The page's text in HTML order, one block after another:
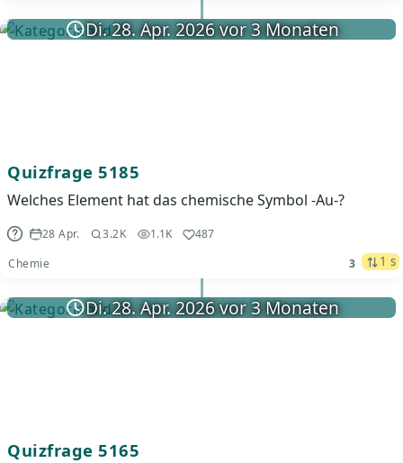
Di. 28. Apr. 2026 vor 3 Monaten
Quizfrage 5185
Welches Element hat das chemische Symbol -Au-?
28 Apr. 3.2K 1.1K
487
Chemie
3 1 s
Di. 28. Apr. 2026 vor 3 Monaten
Quizfrage 5165